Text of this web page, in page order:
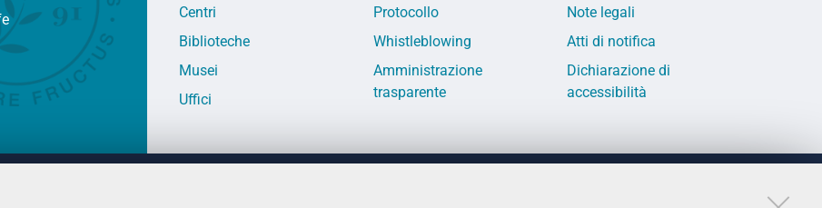
Centri
Biblioteche
Musei
Uffici
Protocollo
Whistleblowing
Amministrazione
trasparente
Note legali
Atti di notifica
Dichiarazione di
accessibilità